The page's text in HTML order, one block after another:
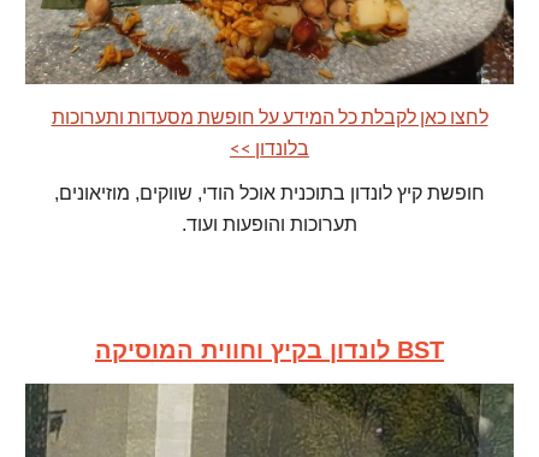
לחצו כאן לקבלת כל המידע על חופשת מסעדות ותערוכות
בלונדון >>
חופשת קיץ לונדון בתוכנית אוכל הודי, שווקים, מוזיאונים,
תערוכות והופעות ועוד.
לונדון בקיץ וחווית המוסיקה BST